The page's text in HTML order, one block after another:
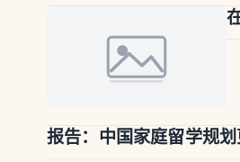
报告：中国家庭留学规